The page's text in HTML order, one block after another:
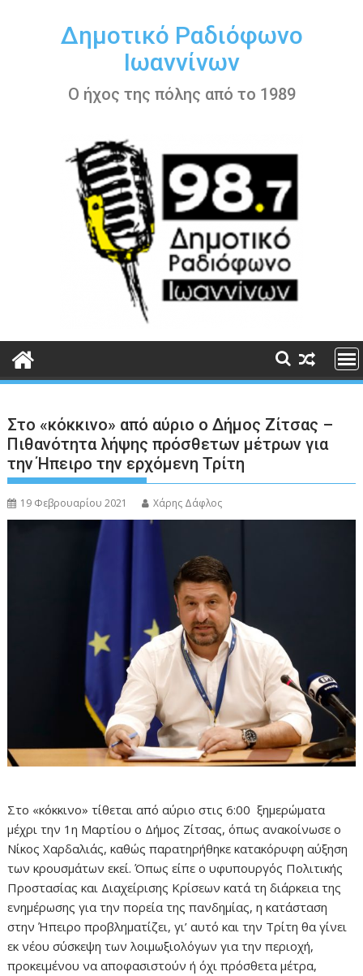
περιεχόμενοΔημοτικό Ραδιόφωνο
Ιωαννίνων
Ο ήχος της πόλης από το 1989
Στο «κόκκινο» από αύριο ο Δήμος Ζίτσας –
Πιθανότητα λήψης πρόσθετων μέτρων για
την Ήπειρο την ερχόμενη Τρίτη
19 Φεβρουαρίου 2021 Χάρης Δάφλος
Στο «κόκκινο» τίθεται από αύριο στις 6:00 ξημερώματα
μέχρι την 1η Μαρτίου ο Δήμος Ζίτσας, όπως ανακοίνωσε ο
Νίκος Χαρδαλιάς, καθώς παρατηρήθηκε κατακόρυφη αύξηση
των κρουσμάτων εκεί. Όπως είπε ο υφυπουργός Πολιτικής
Προστασίας και Διαχείρισης Κρίσεων κατά τη διάρκεια της
ενημέρωσης για την πορεία της πανδημίας, η κατάσταση
στην Ήπειρο προβληματίζει, γι’ αυτό και την Τρίτη θα γίνει
εκ νέου σύσκεψη των λοιμωξιολόγων για την περιοχή,
προκειμένου να αποφασιστούν ή όχι πρόσθετα μέτρα,